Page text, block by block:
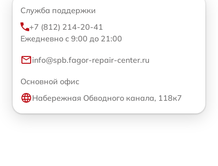
Служба поддержки
+7 (812) 214-20-41
Ежедневно с 9:00 до 21:00
info@spb.fagor-repair-center.ru
Основной офис
Набережная Обводного канала, 118к7